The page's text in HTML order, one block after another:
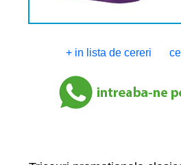
+ in lista de cereri